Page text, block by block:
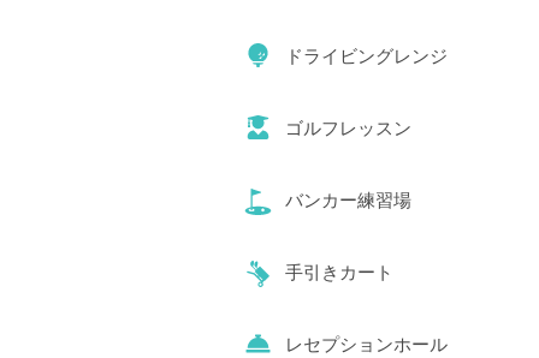
ドライビングレンジ
ゴルフレッスン
バンカー練習場
手引きカート
レセプションホール